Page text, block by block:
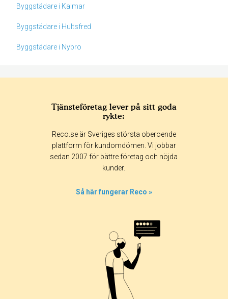
Byggstädare i Kalmar
Byggstädare i Hultsfred
Byggstädare i Nybro
Betyg & tidpunkt:
365 dagar 90 dagar
30 dagar
Tjänsteföretag lever på sitt goda
rykte:
Reco.se är Sveriges största oberoende
plattform för kundomdömen. Vi jobbar
sedan 2007 för bättre företag och nöjda
kunder.
Så här fungerar Reco »